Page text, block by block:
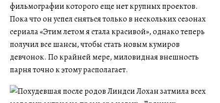
фильмографии которого еще нет крупных проектов.
Пока что он успел сняться только в нескольких сезонах
сериала «Этим летом я стала красивой», однако теперь
получил все шансы, чтобы стать новым кумиров
девчонок. По крайней мере, миловидная внешность
парня точно к этому располагает.